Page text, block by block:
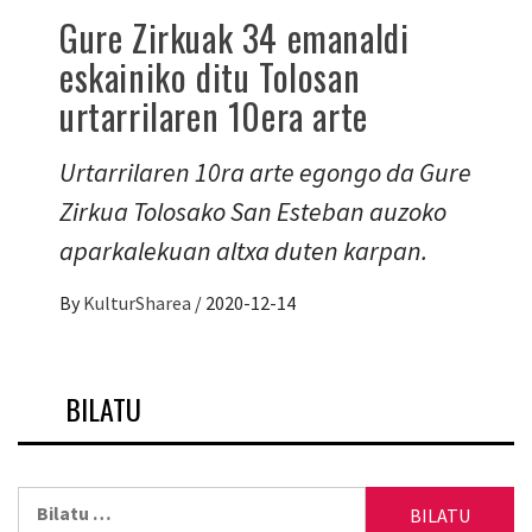
Gure Zirkuak 34 emanaldi
eskainiko ditu Tolosan
urtarrilaren 10era arte
Urtarrilaren 10ra arte egongo da Gure
Zirkua Tolosako San Esteban auzoko
aparkalekuan altxa duten karpan.
By KulturSharea / 2020-12-14
BILATU